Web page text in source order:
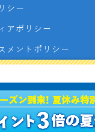
シー
アポリシー
メントポリシー